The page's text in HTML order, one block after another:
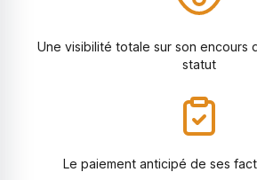
Une visibilité totale sur son encours
statut
Le paiement anticipé de ses